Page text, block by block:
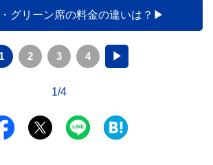
グリーン席の料金の違いは？
1 2 3 4 ▶
1/4